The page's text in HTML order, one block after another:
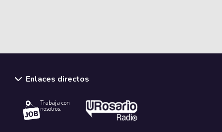
Enlaces directos
Trabaja con
nosotros.